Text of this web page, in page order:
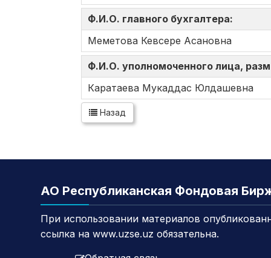
Ф.И.О. главного бухгалтера:
Меметова Кевсере Асановна
Ф.И.О. уполномоченного лица,
Каратаева Мукаддас Юлдашевна
Назад
АО Республиканская Фондовая
При использовании материалов
ссылка на www.uzse.uz обязательна.